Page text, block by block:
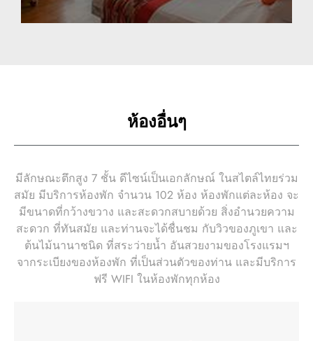
ห้องอื่นๆ
มีลักษณะตึกสูง 7 ชั้น ดีไซน์เป็นเอกลักษณ์ ในสไตล์ไทยร่วม
สมัย มีบริการห้องพัก จำนวน 102 ห้อง ห้องพักแต่ละห้อง จะ
มีขนาดที่กว้างขวาง และสะดวกสบายด้วย สิ่งอำนวยความ
สะดวก ที่ทันสมัย และท่านจะได้ชื่นชม กับวิวของภูเขา และ
ต้นไม้นานาชนิด ที่สระว่ายน้ำ อันสวยงามของโรงแรมฯ
จากระเบียงของห้องพัก ที่เป็นส่วนตัวของท่าน และมีบริการ
ฟรี WIFI ในห้องพักทุกห้อง